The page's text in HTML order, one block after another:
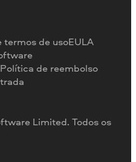
teste
Limited. Todos os
termos de usoEULA
Política de reembolso